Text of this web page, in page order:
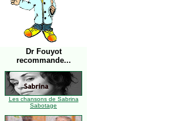
Dr Fouyot
recommande...
Les chansons de Sabrina
Sabotage